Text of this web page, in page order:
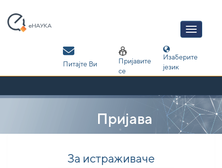
navigation
Питајте Ви
Пријавите
се
Изаберите
језик
Пријава
За истраживаче